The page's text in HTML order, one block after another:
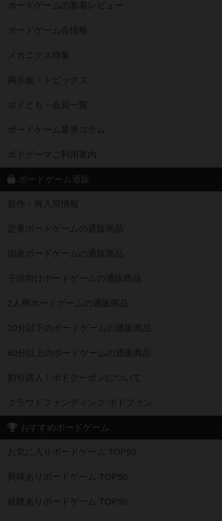
ボードゲームの新着レビュー
ボードゲーム会情報
メカニクス特集
掲示板・トピックス
ボドとも・会員一覧
ボードゲーム業界コラム
ボドゲーマご利用案内
ボードゲーム通販
新作・再入荷情報
定番ボードゲームの通販商品
国産ボードゲームの通販商品
子供向けボードゲームの通販商品
2人用ボードゲームの通販商品
20分以下のボードゲームの通販商品
60分以上のボードゲームの通販商品
割引購入！ボドクーポンについて
クラウドファンディング ボドファン
おすすめボードゲーム
お気に入りボードゲーム TOP50
興味ありボードゲーム TOP50
経験ありボードゲーム TOP50